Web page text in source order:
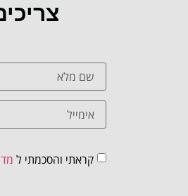
קראתי והסכמתי ל